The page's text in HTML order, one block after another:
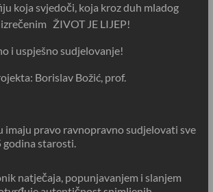
koja svjedoči, koja kroz duh mladog
ŽIVOT JE LIJEP!
i uspješno sudjelovanje!
Borislav Božić, prof.
imaju pravo ravnopravno sudjelovati sve
godina starosti.
natječaja, popunjavanjem i slanjem